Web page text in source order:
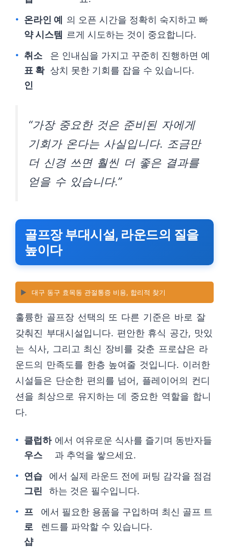
온라인 예
약 시스템
의 오픈 시간을 정확히 숙지하고 빠
르게 시도하는 것이 중요합니다.
취소
표 확
인
은 인내심을 가지고 꾸준히 진행하면 예
상치 못한 기회를 잡을 수 있습니다.
“가장 중요한 것은 준비된 자에게
기회가 온다는 사실입니다. 조금만
더 신경 쓰면 훨씬 더 좋은 결과를
얻을 수 있습니다.”
골프장 부대시설, 라운드의 질을
높이다
▶️ 대구 동구 효목동 관절통증 비용, 합리적 찾기
훌륭한 골프장 선택의 또 다른 기준은 바로 잘
갖춰진 부대시설입니다. 편안한 휴식 공간, 맛있
는 식사, 그리고 최신 장비를 갖춘 프로샵은 라
운드의 만족도를 한층 높여줄 것입니다. 이러한
시설들은 단순한 편의를 넘어, 플레이어의 컨디
션을 최상으로 유지하는 데 중요한 역할을 합니
다.
클럽하
우스
에서 여유로운 식사를 즐기며 동반자들
과 추억을 쌓으세요.
연습
그린
에서 실제 라운드 전에 퍼팅 감각을 점검
하는 것은 필수입니다.
프
로
샵
에서 필요한 용품을 구입하며 최신 골프 트
렌드를 파악할 수 있습니다.